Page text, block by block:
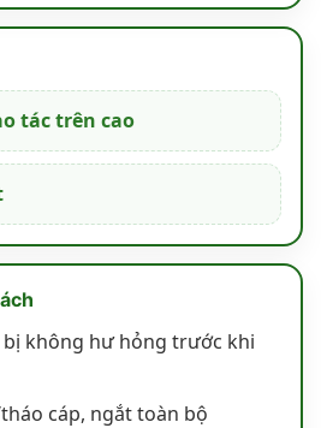
tác trên cao
bị không hư hỏng trước khi
cáp, ngắt toàn bộ